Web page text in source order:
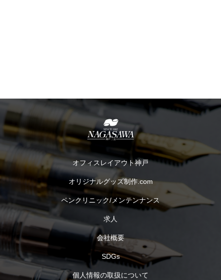
オフィスレイアウト神戸
オリジナルグッズ制作.com
ペンクリニック/メンテンナンス
求人
会社概要
SDGs
個人情報の取扱について